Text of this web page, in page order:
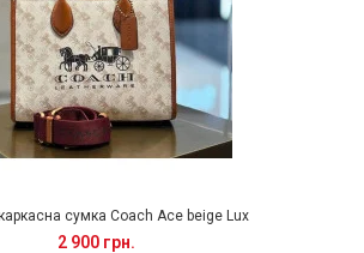
сумка Coach Ace beige Lux
2 900 грн.